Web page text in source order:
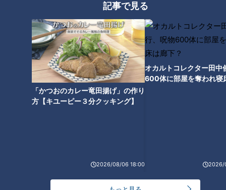
記事で見る
「かつおのカレー竜田揚げ」の作り
方【キユーピー３分クッキング】
2026/08/06 18:00
オカルトコレクター田中
600体に部屋を奪われ寝
2026/
「洗面台」の下の排水と下水がつながっている所の穴は侵入経
路。つまようじが入る隙間があれば、ゴキブリは入ってこられ
るそうです。3センチくらいの大きさのゴキブリは、厚さが1
円玉2枚程度の隙間を通り抜けるとのこと。諸説ありますが、
ゴキブリは体重の約900倍の力で圧迫されても無傷で、大きな
種類でも3ミリほどの隙間をすり抜けてしまうと言われていま
でも取り外しが可能です。
「エアコン」と室外機をつなぐ穴も侵入経路です。設置当初は